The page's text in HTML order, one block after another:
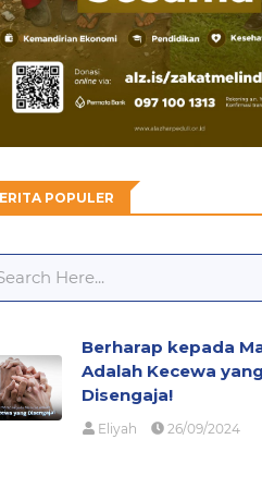
POPULER
Berharap kepada
Adalah Kecewa yang
Disengaja!
Eliyah 26/09/2024